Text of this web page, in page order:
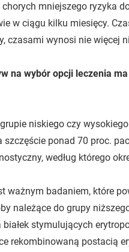
mniejszego ryzyka
w ciągu kilku miesięcy.
czasami wynosi nie więcej
na wybór opcji leczenia
niskiego czy
ponad 70 proc.
według którego
ważnym badaniem, które
należące do grupy
stymulujących
rekombinowaną postacią